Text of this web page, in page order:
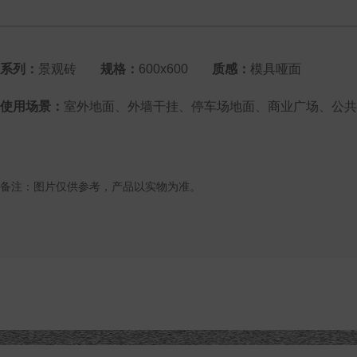
系列： 景观砖 规格： 600x600 质感： 模具哑面
使用场景： 室外地面、外墙干挂、停车场地面、商业广场、公
备注：图片仅供参考，产品以实物为准。